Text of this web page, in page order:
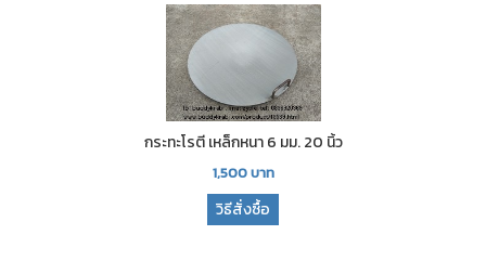
กระทะโรตี เหล็กหนา 6 มม. 20 นิ้ว
1,500บาท
วิธีสั่งซื้อ